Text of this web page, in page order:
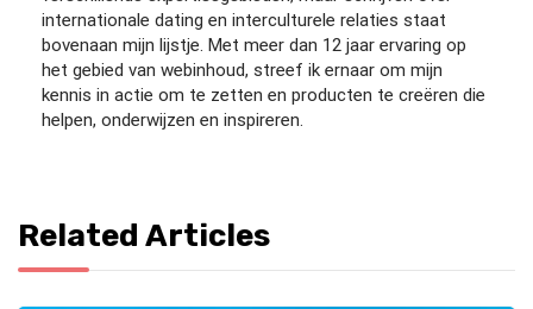
internationale dating en interculturele relaties staat
bovenaan mijn lijstje. Met meer dan 12 jaar ervaring op
het gebied van webinhoud, streef ik ernaar om mijn
kennis in actie om te zetten en producten te creëren die
helpen, onderwijzen en inspireren.
Related Articles